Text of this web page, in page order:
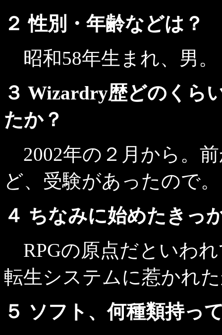
２ 性別・年齢などは？
昭和58年生まれ、男。
３ Wizardry歴どのくら
たか？
2002年の２月から。
ど、受験があったので。
４ ちなみに始めたきっ
RPGの原点だといわ
転生システムに惹かれ
５ ソフト、何種類持っ